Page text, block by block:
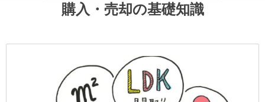
購入・売却の基礎知識